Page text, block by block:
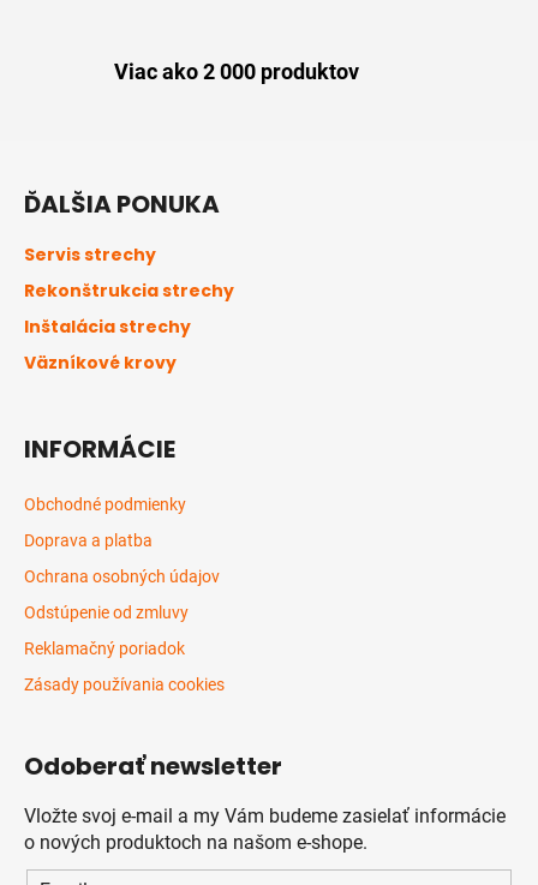
Viac ako 2 000 produktov
ĎALŠIA PONUKA
Servis strechy
Rekonštrukcia strechy
Inštalácia strechy
Väzníkové krovy
INFORMÁCIE
Obchodné podmienky
Doprava a platba
Ochrana osobných údajov
Odstúpenie od zmluvy
Reklamačný poriadok
Zásady používania cookies
Odoberať newsletter
Vložte svoj e-mail a my Vám budeme zasielať informácie
o nových produktoch na našom e-shope.